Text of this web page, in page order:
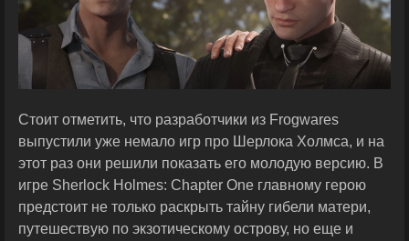
Стоит отметить, что разработчики из Frogwares
выпустили уже немало игр про Шерлока Холмса, и на
этот раз они решили показать его молодую версию. В
игре Sherlock Holmes: Chapter One главному герою
предстоит не только раскрыть тайну гибели матери,
путешествую по экзотическому острову, но еще и